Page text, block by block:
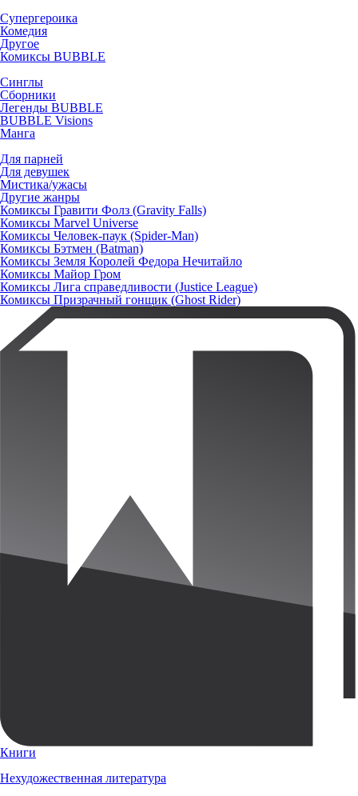
Супергероика
Комедия
Другое
Комиксы BUBBLE
Синглы
Сборники
Легенды BUBBLE
BUBBLE Visions
Манга
Для парней
Для девушек
Мистика/ужасы
Другие жанры
Комиксы Гравити Фолз (Gravity Falls)
Комиксы Marvel Universe
Комиксы Человек-паук (Spider-Man)
Комиксы Бэтмен (Batman)
Комиксы Земля Королей Федора Нечитайло
Комиксы Майор Гром
Комиксы Лига справедливости (Justice League)
Комиксы Призрачный гонщик (Ghost Rider)
Книги
Нехудожественная литература